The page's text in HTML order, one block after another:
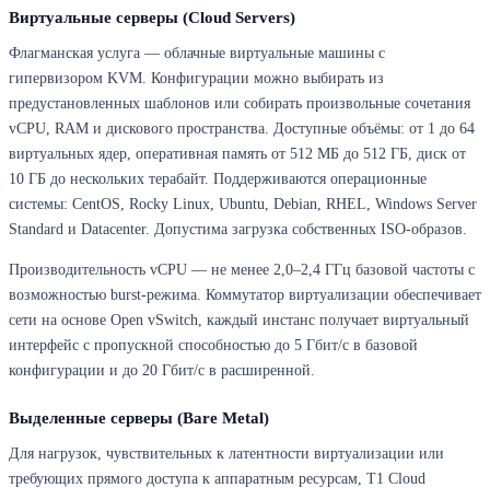
Виртуальные серверы (Cloud Servers)
Флагманская услуга — облачные виртуальные машины с
гипервизором KVM. Конфигурации можно выбирать из
предустановленных шаблонов или собирать произвольные сочетания
vCPU, RAM и дискового пространства. Доступные объёмы: от 1 до 64
виртуальных ядер, оперативная память от 512 МБ до 512 ГБ, диск от
10 ГБ до нескольких терабайт. Поддерживаются операционные
системы: CentOS, Rocky Linux, Ubuntu, Debian, RHEL, Windows Server
Standard и Datacenter. Допустима загрузка собственных ISO-образов.
Производительность vCPU — не менее 2,0–2,4 ГГц базовой частоты с
возможностью burst-режима. Коммутатор виртуализации обеспечивает
сети на основе Open vSwitch, каждый инстанс получает виртуальный
интерфейс с пропускной способностью до 5 Гбит/с в базовой
конфигурации и до 20 Гбит/с в расширенной.
Выделенные серверы (Bare Metal)
Для нагрузок, чувствительных к латентности виртуализации или
требующих прямого доступа к аппаратным ресурсам, T1 Cloud